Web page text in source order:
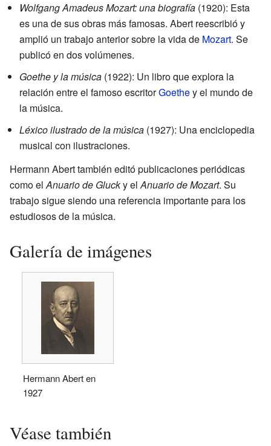
Wolfgang Amadeus Mozart: una biografía (1920): Esta
es una de sus obras más famosas. Abert reescribió y
amplió un trabajo anterior sobre la vida de Mozart. Se
publicó en dos volúmenes.
Goethe y la música (1922): Un libro que explora la
relación entre el famoso escritorGoethey el mundo de
la música.
Léxico ilustrado de la música (1927): Una enciclopedia
musical con ilustraciones.
Hermann Abert también editó publicaciones periódicas
como elAnuario de Glucky elAnuario de Mozart. Su
trabajo sigue siendo una referencia importante para los
estudiosos de la música.
Galería de imágenes
Hermann Abert en
1927
Véase también